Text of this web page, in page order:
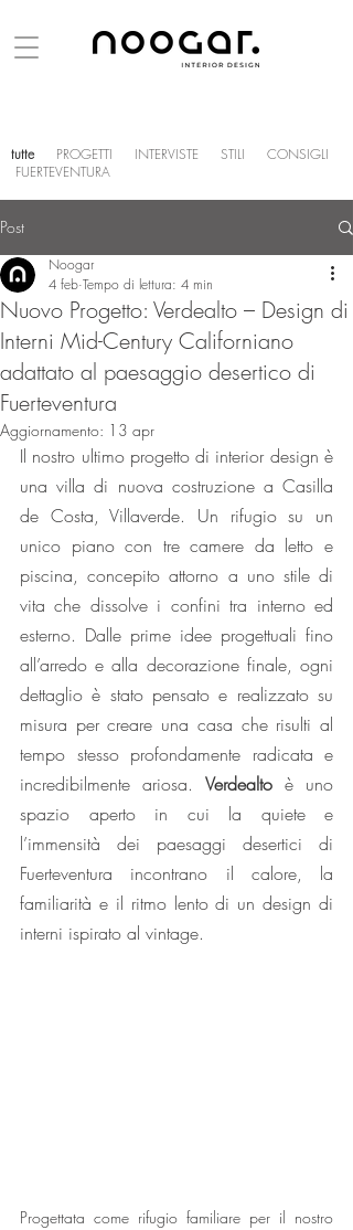
tutte PROGETTI INTERVISTE STILI
CONSIGLI
FUERTEVENTURA
Post
Nuovo Progetto: Verdealto – Design di
Interni Mid-Century Californiano
adattato al paesaggio desertico di
Fuerteventura
Noogar
4 feb Tempo di lettura: 4 min
Aggiornamento: 13 apr
Il nostro ultimo progetto di interior design è
una villa di nuova costruzione a Casilla
de Costa, Villaverde. Un rifugio su un
unico piano con tre camere da letto e
piscina, concepito attorno a uno stile di
vita che dissolve i confini tra interno ed
esterno. Dalle prime idee progettuali fino
all’arredo e alla decorazione finale, ogni
dettaglio è stato pensato e realizzato su
misura per creare una casa che risulti al
tempo stesso profondamente radicata e
incredibilmente ariosa. Verdealto è uno
spazio aperto in cui la quiete e
l’immensità dei paesaggi desertici di
Fuerteventura incontrano il calore, la
familiarità e il ritmo lento di un design di
interni ispirato al vintage.
Progettata come rifugio familiare per il nostro